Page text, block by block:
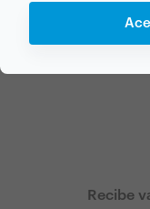
Haz
Rellena un breve
Recibe